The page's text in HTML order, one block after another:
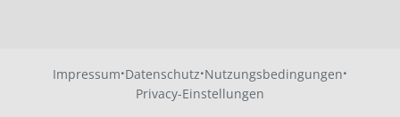
Impressum·Datenschutz·Nutzungsbedingungen·
Privacy-Einstellungen